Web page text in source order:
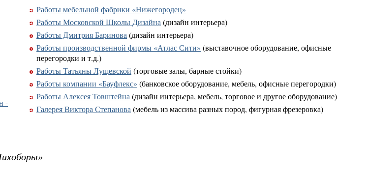
-
Работы мебельной фабрики «Нижегородец»
Работы Московской Школы Дизайна (дизайн интерьера)
Работы Дмитрия Баринова (дизайн интерьера)
Работы производственной фирмы «Атлас Сити» (выставочное оборудование, офисные
перегородки и т.д.)
Работы Татьяны Лущевской (торговые залы, барные стойки)
Работы компании «Бауфлекс» (банковское оборудование, мебель, офисные перегородки)
Работы Алексея Товштейна (дизайн интерьера, мебель, торговое и другое оборудование)
Галерея Виктора Степанова (мебель из массива разных пород, фигурная фрезеровка)